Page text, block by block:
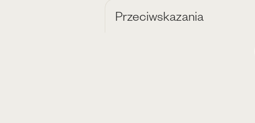
Przeciwskazania